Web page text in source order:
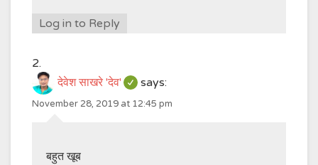
Log in to Reply
देवेश साखरे 'देव' says:
November 28, 2019 at 12:45 pm
बहुत खूब